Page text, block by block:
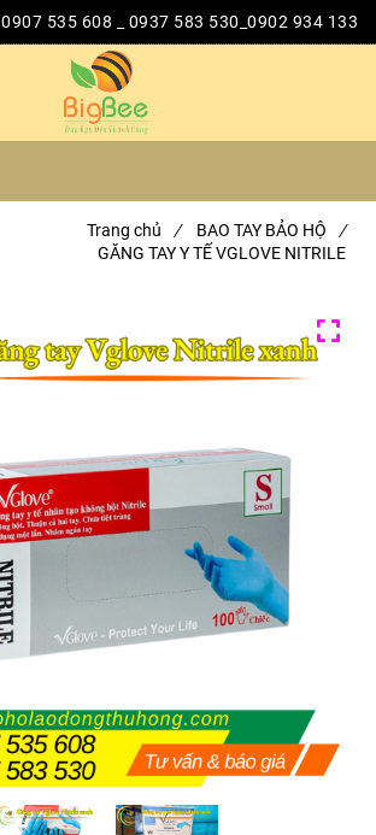
0907 535 608 _ 0937 583 530_0902 934 133
Trang chủ / BAO TAY BẢO HỘ
/
GĂNG TAY Y TẾ VGLOVE NITRILE